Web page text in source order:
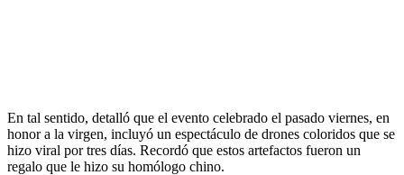
En tal sentido, detalló que el evento celebrado el pasado viernes, en
honor a la virgen, incluyó un espectáculo de drones coloridos que se
hizo viral por tres días. Recordó que estos artefactos fueron un
regalo que le hizo su homólogo chino.